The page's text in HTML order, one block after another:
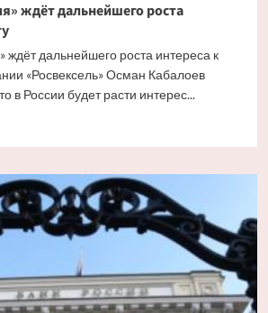
ждёт дальнейшего роста
ждёт дальнейшего роста интереса к
«Росвексель» Осман Кабалоев
в России будет расти интерес...